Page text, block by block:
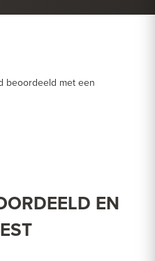
beoordeeld met een
EN